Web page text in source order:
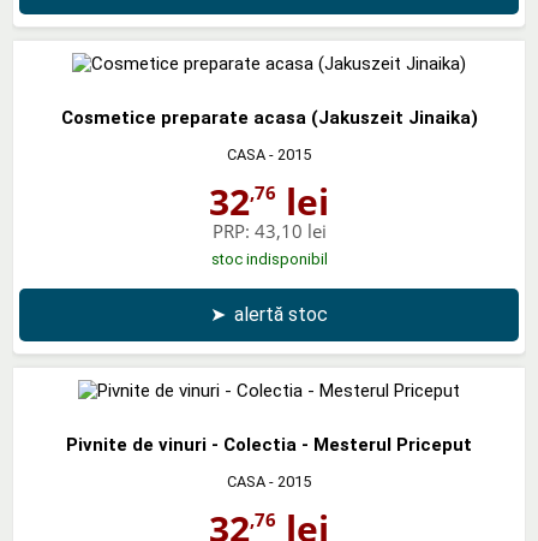
Cosmetice preparate acasa (Jakuszeit Jinaika)
CASA - 2015
32,76 lei
PRP: 43,10 lei
stoc indisponibil
➤ alertă stoc
Pivnite de vinuri - Colectia - Mesterul Priceput
CASA - 2015
32,76 lei